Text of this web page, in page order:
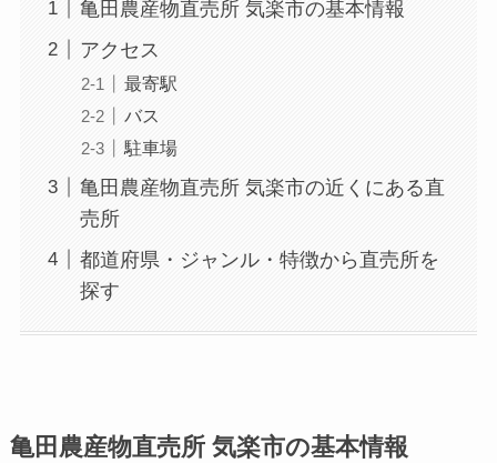
亀田農産物直売所 気楽市の基本情報
アクセス
最寄駅
バス
駐車場
亀田農産物直売所 気楽市の近くにある直
売所
都道府県・ジャンル・特徴から直売所を
探す
亀田農産物直売所 気楽市の基本情報